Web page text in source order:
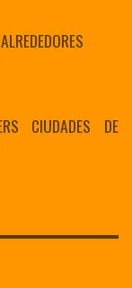
CIUDADES DE